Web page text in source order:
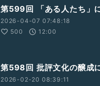
第599回 「ある人たち」
2026-04-07 07:48:18
500
12:00
第598回 批評文化の醸成
2026-02-20 08:39:11